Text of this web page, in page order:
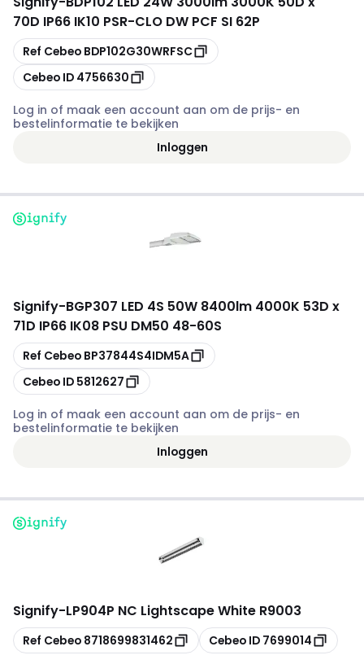
70D IP66 IK10 PSR-CLO DW PCF SI 62P
Kopiëren
Ref Cebeo BDP102G30WRFSC
Kopiëren
Cebeo ID 4756630
Log in of maak een account aan om de prijs- en
bestelinformatie te bekijken
Inloggen
Signify-BGP307 LED 4S 50W 8400lm 4000K 53D x
71D IP66 IK08 PSU DM50 48-60S
Kopiëren
Ref Cebeo BP37844S4IDM5A
Kopiëren
Cebeo ID 5812627
Log in of maak een account aan om de prijs- en
bestelinformatie te bekijken
Inloggen
Signify-LP904P NC Lightscape White R9003
Kopiëren
Ref Cebeo 8718699831462 Kopiëren
Cebeo ID 7699014